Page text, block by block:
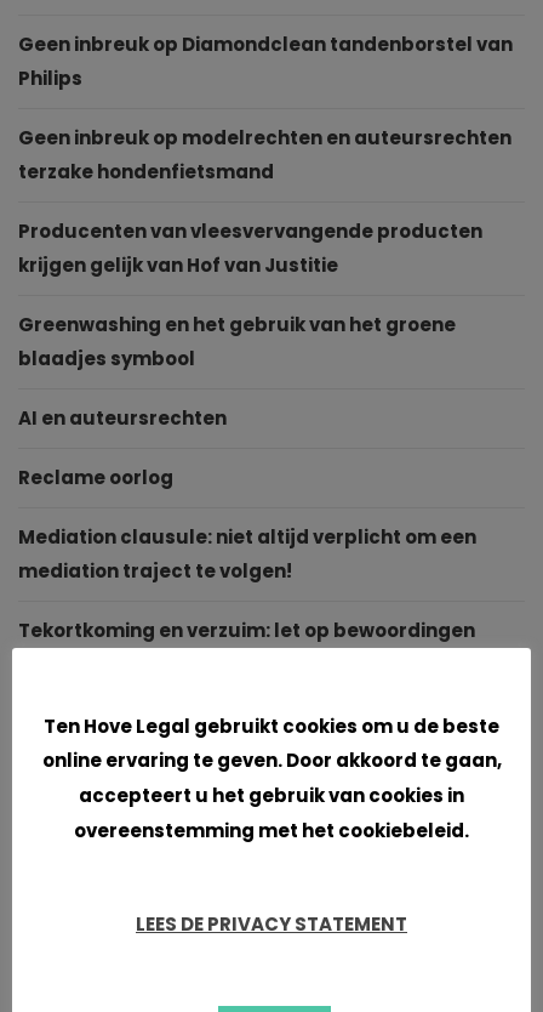
Geen inbreuk op Diamondclean tandenborstel van
Philips
Geen inbreuk op modelrechten en auteursrechten
terzake hondenfietsmand
Producenten van vleesvervangende producten
krijgen gelijk van Hof van Justitie
Greenwashing en het gebruik van het groene
blaadjes symbool
AI en auteursrechten
Reclame oorlog
Mediation clausule: niet altijd verplicht om een
mediation traject te volgen!
Tekortkoming en verzuim: let op bewoordingen
Territoriaal bevoegde rechter consumentenrecht:
arrest HvJ 29 juli 2024
Ten Hove Legal gebruikt cookies om u de beste
online ervaring te geven. Door akkoord te gaan,
accepteert u het gebruik van cookies in
overeenstemming met het cookiebeleid.
LEES DE PRIVACY STATEMENT